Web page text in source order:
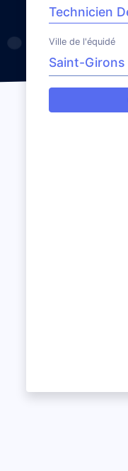
Ville de l'équidé